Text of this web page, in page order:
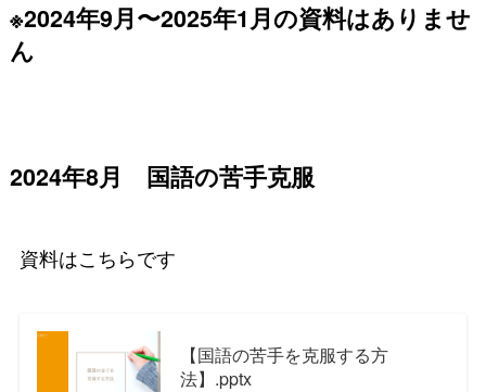
※2024年9月〜2025年1月の資料はありませ
ん
2024年8月 国語の苦手克服
資料はこちらです
【国語の苦手を克服する方
法】.pptx